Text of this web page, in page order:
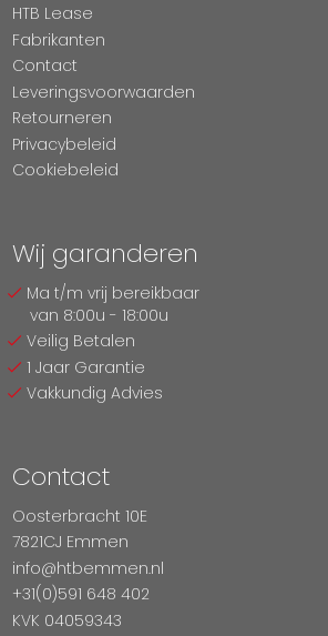
HTB Lease
Fabrikanten
Contact
Leveringsvoorwaarden
Retourneren
Privacybeleid
Cookiebeleid
Wij garanderen
Ma t/m vrij bereikbaar
van 8:00u - 18:00u
Veilig Betalen
1 Jaar Garantie
Vakkundig Advies
Contact
Oosterbracht 10E
7821CJ Emmen
info@htbemmen.nl
+31(0)591 648 402
KVK 04059343